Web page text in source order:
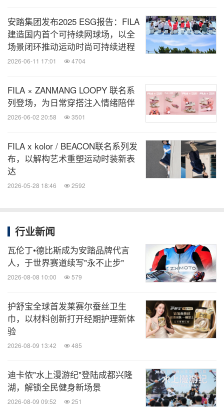
新载体。
FILA VETTA系列 「气质白」
当前，全球审美正向注重理性价值与实穿主义迁移，
安踏集团发布2025 ESG报告：FILA
建造国内首个可持续网球场，以全
场景闭环推动运动时尚可持续进程
2026-06-11 17:01 4704
FILA × ZANMANG LOOPY 联名系
列登场，为日常穿搭注入情绪陪伴
2026-06-02 20:58 3501
FILA x kolor / BEACON联名系列发
布，以解构艺术重塑运动时装新表
达
2026-05-28 18:46 2592
行业新闻
瓦伦丁•德比斯成为安踏品牌代言
人，于世界赛道续写"永不止步"
2026-08-08 10:00 579
护舒宝全球首发莱赛尔蚕丝卫生
巾，以材料创新打开经期护理新体
验
2026-08-09 13:42 485
迪卡侬"水上漫游纪"登陆成都兴隆
湖，解锁全民健身新场景
2026-08-09 09:52 251